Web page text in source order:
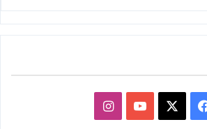
فيسبوك ‫YouTubeانستقرام